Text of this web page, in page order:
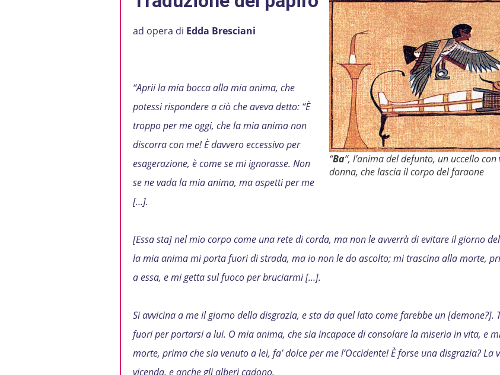
“Ba“, l’anima del defunto, un uccello
donna, che lascia il corpo del faraone
ad opera di Edda Bresciani
“Aprii la mia bocca alla mia anima, che
potessi rispondere a ciò che aveva detto: “È
troppo per me oggi, che la mia anima non
discorra con me! È davvero eccessivo per
esagerazione, è come se mi ignorasse. Non
se ne vada la mia anima, ma aspetti per me
[…].
[Essa sta] nel mio corpo come una rete di corda, ma non le avverrà di evitare il giorno
la mia anima mi porta fuori di strada, ma io non le do ascolto; mi trascina alla morte,
a essa, e mi getta sul fuoco per bruciarmi […].
Si avvicina a me il giorno della disgrazia, e sta da quel lato come farebbe un [demone?].
fuori per portarsi a lui. O mia anima, che sia incapace di consolare la miseria in vita, e
morte, prima che sia venuto a lei, fa’ dolce per me l’Occidente! È forse una disgrazia? La
vicenda, e anche gli alberi cadono.